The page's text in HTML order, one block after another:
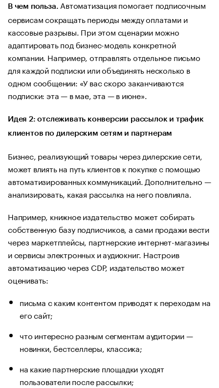
В чем польза. Автоматизация помогает подписочным
сервисам сокращать периоды между оплатами и
кассовые разрывы. При этом сценарии можно
адаптировать под бизнес-модель конкретной
компании. Например, отправлять отдельное письмо
для каждой подписки или объединять несколько в
одном сообщении: «У вас скоро заканчиваются
подписки: эта — в мае, эта — в июне».
Идея 2: отслеживать конверсии рассылок и трафик
клиентов по дилерским сетям и партнерам
Бизнес, реализующий товары через дилерские сети,
может влиять на путь клиентов к покупке с помощью
автоматизированных коммуникаций. Дополнительно —
анализировать, какая рассылка на него повлияла.
Например, книжное издательство может собирать
собственную базу подписчиков, а сами продажи вести
через маркетплейсы, партнерские интернет-магазины
и сервисы электронных и аудиокниг. Настроив
автоматизацию через CDP, издательство может
оценивать:
письма с каким контентом приводят к переходам на
его сайт;
что интересно разным сегментам аудитории —
новинки, бестселлеры, классика;
на какие партнерские площадки уходят
пользователи после рассылки;